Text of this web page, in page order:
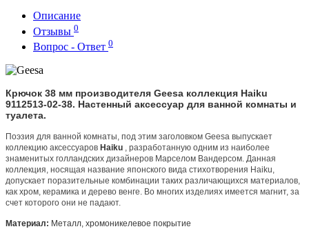
Описание
Отзывы 0
Вопрос - Ответ 0
Крючок 38 мм производителя Geesa коллекция Haiku
9112513-02-38. Настенный аксессуар для ванной комнаты и
туалета.
Поэзия для ванной комнаты, под этим заголовком Geesa выпускает
коллекцию аксессуаров Haiku , разработанную одним из наиболее
знаменитых голландских дизайнеров Марселом Вандерсом. Данная
коллекция, носящая название японского вида стихотворения Haiku,
допускает поразительные комбинации таких различающихся материалов,
как хром, керамика и дерево венге. Во многих изделиях имеется магнит, за
счет которого они не падают.
Материал: Металл, хромоникелевое покрытие